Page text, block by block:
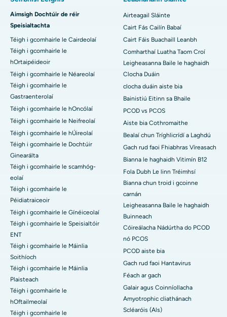
Aimsigh Dochtúir de réir
Speisialtachta
Téigh i gcomhairle le Cairdeolaí
Téigh i gcomhairle le
hOrtaipéideoir
Téigh i gcomhairle le Néareolaí
Téigh i gcomhairle le
Gastraenterolaí
Téigh i gcomhairle le hOncólaí
Téigh i gcomhairle le Neifreolaí
Téigh i gcomhairle le hÚireolaí
Téigh i gcomhairle le Dochtúir
Ginearálta
Téigh i gcomhairle le scamhóg-
eolaí
Téigh i gcomhairle le
Péidiatraiceoir
Téigh i gcomhairle le Gínéiceolaí
Téigh i gcomhairle le Speisialtóir
ENT
Téigh i gcomhairle le Máinlia
Soithíoch
Téigh i gcomhairle le Máinlia
Plaisteach
Téigh i gcomhairle le
hOftailmeolaí
Téigh i gcomhairle le
Airteagail Sláinte
Cairt Fás Cailín Babaí
Cairt Fáis Buachaill Leanbh
Comharthaí Luatha Taom Croí
Leigheasanna Baile le haghaidh
Clocha Duáin
clocha duáin aiste bia
Bainistiú Eitinn sa Bhaile
PCOD vs PCOS
Aiste bia Cothromaithe
Bealaí chun Tríghlicrídí a Laghdú
Gach rud faoi Fhiabhras Víreasach
Bianna le haghaidh Vitimín B12
Fola Dubh Le linn Tréimhsí
Bianna chun troid i gcoinne
carnán
Leigheasanna Baile le haghaidh
Buinneach
Cóireálacha Nádúrtha do PCOD
nó PCOS
PCOD aiste bia
Gach rud faoi Hantavirus
Féach ar gach
Galair agus Coinníollacha
Amyotrophic cliathánach
Scléaróis (Als)